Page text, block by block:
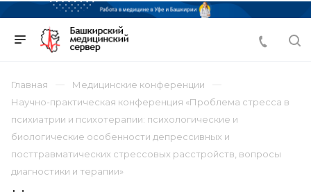
Главная
Медицинские конференции
Научно-практическая конференция «Проблема стресса в
психиатрии и психотерапии: психологические и
биологические особенности депрессивных и
посттравматических стрессовых расстройств, вопросы
диагностики и терапии»